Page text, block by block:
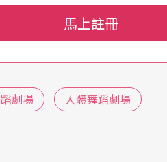
在之外》）認為，原因在於
所要談論與談到的時間，仍
馬上註冊
劇場 人體舞蹈劇場